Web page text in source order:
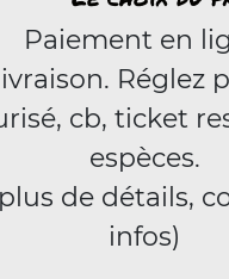
Paiement en
livraison. Réglez
cb, ticket
espèces.
de détails,
infos)